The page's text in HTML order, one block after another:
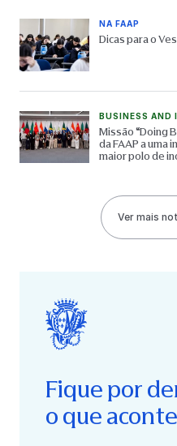
NA FAAP
Dicas para o
BUSINESS AND
Missão “Doing
da FAAP a uma
maior polo de
Ver mais
Fique por
o que